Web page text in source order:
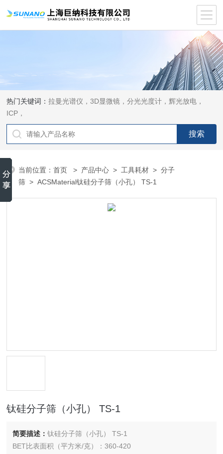
热门关键词：拉曼光谱仪，3D显微镜，分光光度计，辉光放电，
ICP，
当前位置：首页 > 产品中心 > 工具耗材 >分子
筛 > ACSMaterial钛硅分子筛（小孔） TS-1
钛硅分子筛（小孔） TS-1
简要描述：钛硅分子筛（小孔） TS-1
BET比表面积（平方米/克）：360-420